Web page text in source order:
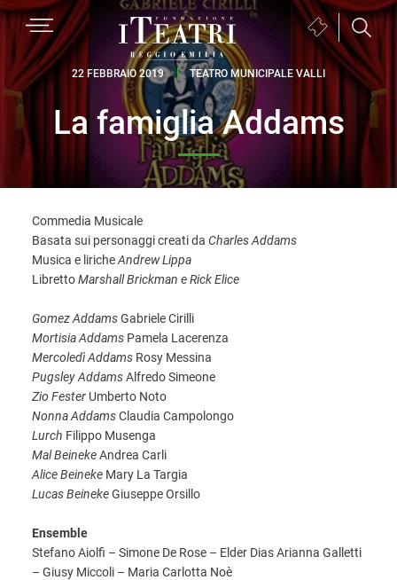
Passa
alla
navigazione
primaria
Passa
contenuto
principale
Passa
piè
pagina
MENU
Fondazione
Teatri
Reggio
Emilia
Biglietteria
(si
apre
una
nuova
22 FEBBRAIO 2019 TEATRO MUNICIPALE VALLI
La famiglia Addams
Commedia Musicale
Basata sui personaggi creati da Charles Addams
Musica e liricheAndrew Lippa
LibrettoMarshall Brickman e Rick Elice
Gomez AddamsGabriele Cirilli
Mortisia Addams Pamela Lacerenza
Mercoledì Addams Rosy Messina
Pugsley AddamsAlfredo Simeone
Zio Fester Umberto Noto
Nonna AddamsClaudia Campolongo
Lurch Filippo Musenga
Mal BeinekeAndrea Carli
Alice Beineke Mary La Targia
Lucas BeinekeGiuseppe Orsillo
Ensemble
Stefano Aiolfi – Simone De Rose – Elder Dias Arianna Galletti
– Giusy Miccoli – Maria Carlotta Noè